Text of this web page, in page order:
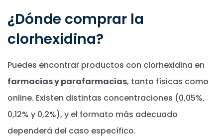
¿Dónde comprar la
clorhexidina?
Puedes encontrar productos con clorhexidina en
farmacias y parafarmacias, tanto físicas como
online. Existen distintas concentraciones (0,05%,
0,12% y 0,2%), y el formato más adecuado
dependerá del caso específico.